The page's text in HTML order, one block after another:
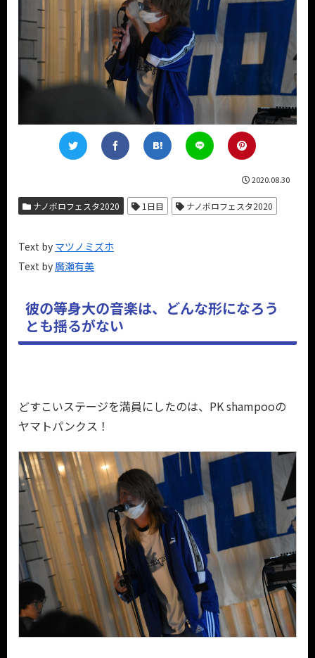
2020.08.30
ナノボロフェスタ2020 1日目 ナノボロフェスタ2020
Text by マツノミズホ
Text by廣瀬有美
彼の等身大の音楽は、どんな形になろう
とも揺るがない
どすこいステージを満員にしたのは、PK shampooの
ヤマトパンクス！